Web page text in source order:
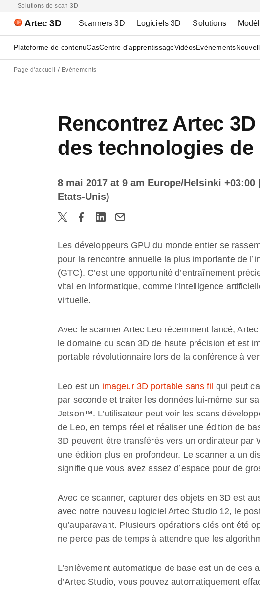
Solutions de scan 3D
Artec 3D Scanners 3D Logiciels 3D Solutions
Plateforme de contenuCasCentre d'apprentissageVidéosÉvénements
Page d'accueil Evénements
Rencontrez Artec
des technologies
8 mai 2017 at 9 am Europe/Helsinki +03:00
Etats-Unis)
Les développeurs GPU du monde entier se
pour la rencontre annuelle la plus importante de
(GTC). C’est une opportunité d’entraînement
vital en informatique, comme l’intelligence
virtuelle.
Avec le scanner Artec Leo récemment lancé,
le domaine du scan 3D de haute précision et est
portable révolutionnaire lors de la conférence à
Leo est un imageur 3D portable sans fil qui peut
par seconde et traiter les données lui-même sur
Jetson™. L’utilisateur peut voir les scans
de Leo, en temps réel et réaliser une édition de
3D peuvent être transférés vers un ordinateur par
une édition plus en profondeur. Le scanner a un
signifie que vous avez assez d’espace pour de
Avec ce scanner, capturer des objets en 3D est
avec notre nouveau logiciel Artec Studio 12, le
qu’auparavant. Plusieurs opérations clés ont été
ne perde pas de temps à attendre que les
L’enlèvement automatique de base est un de ces
d’Artec Studio, vous pouvez automatiquement